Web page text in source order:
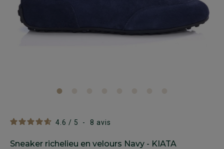
4.6 / 5 - 8 avis
Sneaker richelieu en velours Navy - KIATA